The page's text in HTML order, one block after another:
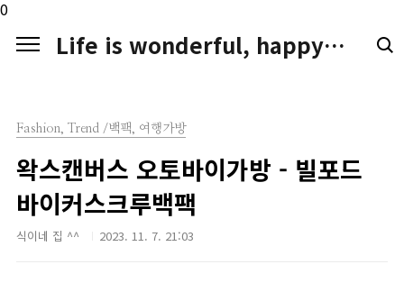
0
본문 바로가기
Life is wonderful, happy. LIFE LOGGER
Fashion, Trend /백팩, 여행가방
왁스캔버스 오토바이가방 - 빌포드
바이커스크루백팩
식이네 집 ^^ 2023. 11. 7. 21:03